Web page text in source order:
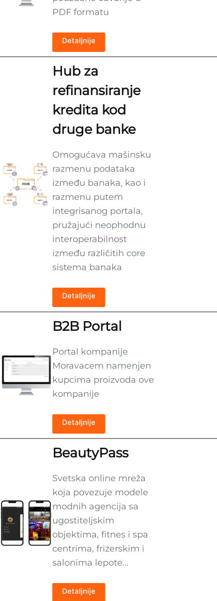
PDF formatu
Detaljnije
Hub za
refinansiranje
kredita kod
druge banke
Omogućava mašinsku
razmenu podataka
između banaka, kao i
razmenu putem
integrisanog portala,
pružajući neophodnu
interoperabilnost
između različitih core
sistema banaka
Detaljnije
B2B Portal
Portal kompanije
Moravacem namenjen
kupcima proizvoda ove
kompanije
Detaljnije
BeautyPass
Svetska online mreža
koja povezuje modele
modnih agencija sa
ugostiteljskim
objektima, fitnes i spa
centrima, frizerskim i
salonima lepote…
Detaljnije